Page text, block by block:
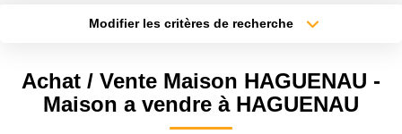
Ancien
LOCATIONS
Modifier les critères de recherche
Sélectionnez...
Type de bien
Surface min
Achat / Vente Maison HAGUENAU -
Maison a vendre à HAGUENAU